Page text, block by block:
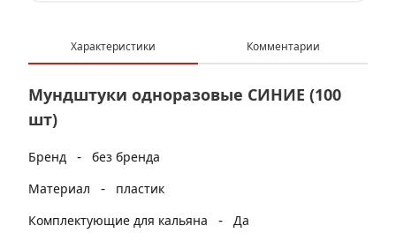
Характеристики Комментарии
Мундштуки одноразовые СИНИЕ (100
шт)
Бренд - без бренда
Материал
-
пластик
Комплектующие для кальяна
- Да